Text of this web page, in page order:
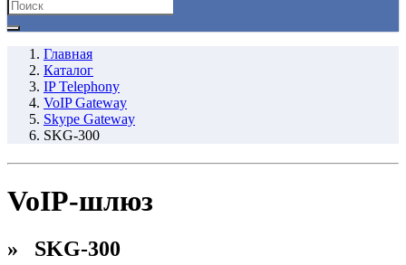
Главная
Каталог
IP Telephony
VoIP Gateway
Skype Gateway
SKG-300
VoIP-шлюз
» SKG-300